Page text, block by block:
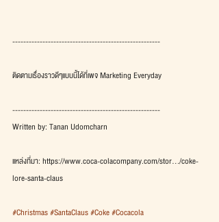
------------------------------------------------------
ติดตามเรื่องราวดีๆแบบนี้ได้ที่เพจ Marketing Everyday
------------------------------------------------------
Written by: Tanan Udomcharn
แหล่งที่มา: https://www.coca-colacompany.com/stor…/coke-
lore-santa-claus
#Christmas#SantaClaus#Coke#Cocacola